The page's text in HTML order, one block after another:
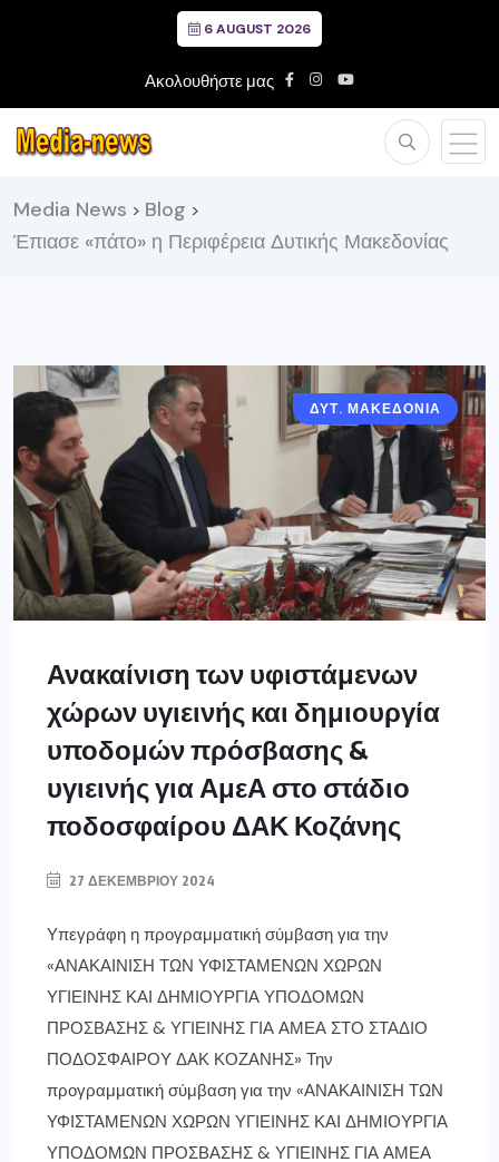
6 AUGUST 2026
Ακολουθήστε μας
Media News > Blog >
Έπιασε «πάτο» η Περιφέρεια Δυτικής Μακεδονίας
ΔΥΤ. ΜΑΚΕΔΟΝΙΑ
Ανακαίνιση των υφιστάμενων
χώρων υγιεινής και δημιουργία
υποδομών πρόσβασης &
υγιεινής για ΑμεΑ στο στάδιο
ποδοσφαίρου ΔΑΚ Κοζάνης
27 ΔΕΚΕΜΒΡΊΟΥ 2024
Υπεγράφη η προγραμματική σύμβαση για την
«ΑΝΑΚΑΙΝΙΣΗ ΤΩΝ ΥΦΙΣΤΑΜΕΝΩΝ ΧΩΡΩΝ
ΥΓΙΕΙΝΗΣ ΚΑΙ ΔΗΜΙΟΥΡΓΙΑ ΥΠΟΔΟΜΩΝ
ΠΡΟΣΒΑΣΗΣ & ΥΓΙΕΙΝΗΣ ΓΙΑ ΑΜΕΑ ΣΤΟ ΣΤΑΔΙΟ
ΠΟΔΟΣΦΑΙΡΟΥ ΔΑΚ ΚΟΖΑΝΗΣ» Την
προγραμματική σύμβαση για την «ΑΝΑΚΑΙΝΙΣΗ ΤΩΝ
ΥΦΙΣΤΑΜΕΝΩΝ ΧΩΡΩΝ ΥΓΙΕΙΝΗΣ ΚΑΙ ΔΗΜΙΟΥΡΓΙΑ
ΥΠΟΔΟΜΩΝ ΠΡΟΣΒΑΣΗΣ & ΥΓΙΕΙΝΗΣ ΓΙΑ ΑΜΕΑ